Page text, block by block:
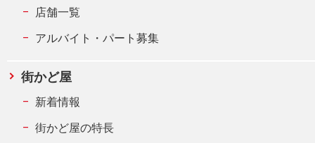
店舗一覧
アルバイト・パート募集
街かど屋
新着情報
街かど屋の特長